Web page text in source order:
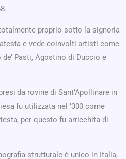
proprio sotto la signoria
e vede coinvolti artisti come
Pasti, Agostino di Duccio e
da rovine di Sant’Apollinare in
fu utilizzata nel ‘300 come
per questo fu arricchita di
strutturale è unico in Italia,